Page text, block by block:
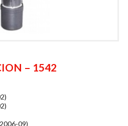
– 1542
09)